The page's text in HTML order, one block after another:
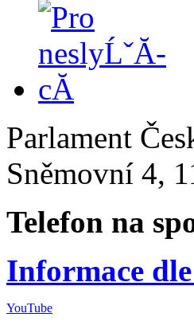
Parlament
Sněmovní 4,
Telefon na
Informace
YouTube